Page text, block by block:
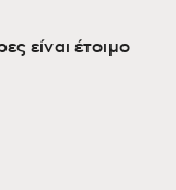
είναι έτοιμο